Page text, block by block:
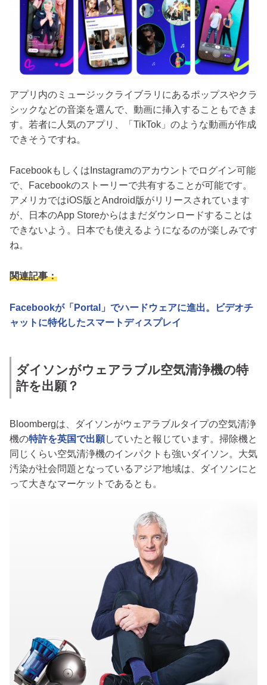
アプリ内のミュージックライブラリにあるポップスやクラ
シックなどの音楽を選んで、動画に挿入することもできま
す。若者に人気のアプリ、「TikTok」のような動画が作成
できそうですね。
FacebookもしくはInstagramのアカウントでログイン可能
で、Facebookのストーリーで共有することが可能です。
アメリカではiOS版とAndroid版がリリースされています
が、日本のApp Storeからはまだダウンロードすることは
できないよう。日本でも使えるようになるのが楽しみです
ね。
関連記事：
Facebookが「Portal」でハードウェアに進出。ビデオチ
ャットに特化したスマートディスプレイ
ダイソンがウェアラブル空気清浄機の特
許を出願？
Bloombergは、ダイソンがウェアラブルタイプの空気清浄
機の特許を英国で出願していたと報じています。掃除機と
同じくらい空気清浄機のインパクトも強いダイソン。大気
汚染が社会問題となっているアジア地域は、ダイソンにと
って大きなマーケットであるとも。